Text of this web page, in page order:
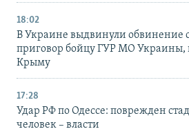
18:02
В Украине выдвинули обвинение
приговор бойцу ГУР МО Украины,
Крыму
17:28
Удар РФ по Одессе: поврежден
человек – власти